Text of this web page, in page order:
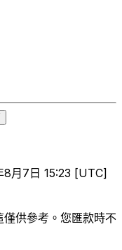
月7日 15:23 [UTC]
供參考。您匯款時不